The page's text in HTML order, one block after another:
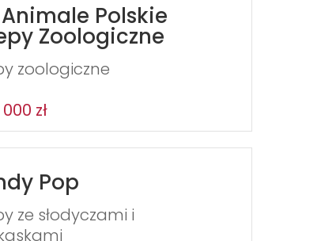
Polskie
Zoologiczne
zoologiczne
zł
Pop
ze słodyczami i